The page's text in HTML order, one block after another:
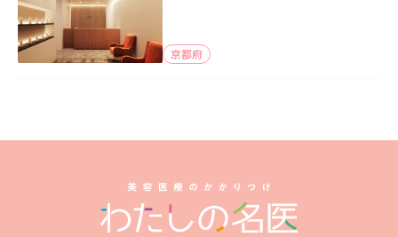
京都府